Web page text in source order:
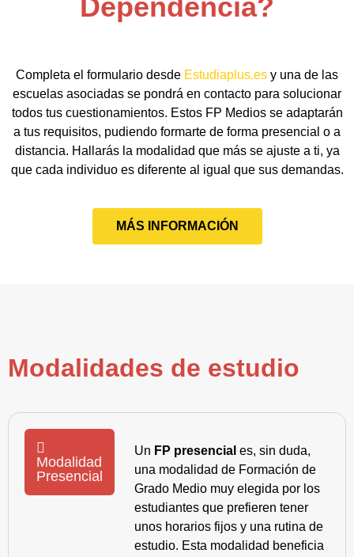
Dependencia?
Completa el formulario desde Estudiaplus.es y una de las
escuelas asociadas se pondrá en contacto para solucionar
todos tus cuestionamientos. Estos FP Medios se adaptarán
a tus requisitos, pudiendo formarte de forma presencial o a
distancia. Hallarás la modalidad que más se ajuste a ti, ya
que cada individuo es diferente al igual que sus demandas.
MÁS INFORMACIÓN
Modalidades de estudio
Modalidad
Presencial
Un FP presencial es, sin duda,
una modalidad de Formación de
Grado Medio muy elegida por los
estudiantes que prefieren tener
unos horarios fijos y una rutina de
estudio. Esta modalidad beneficia